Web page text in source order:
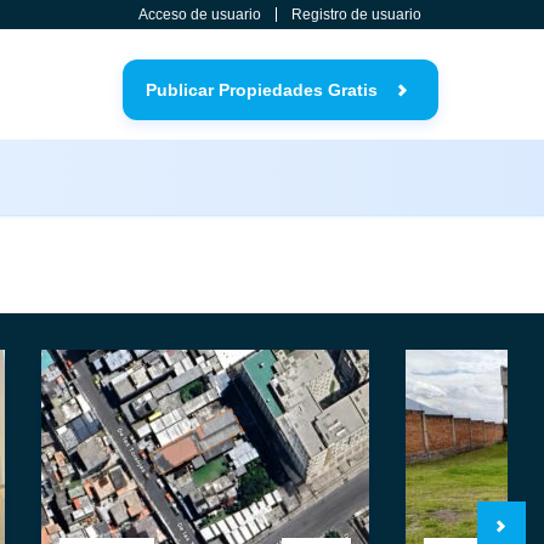
Acceso de usuario Registro de usuario
Publicar Propiedades Gratis